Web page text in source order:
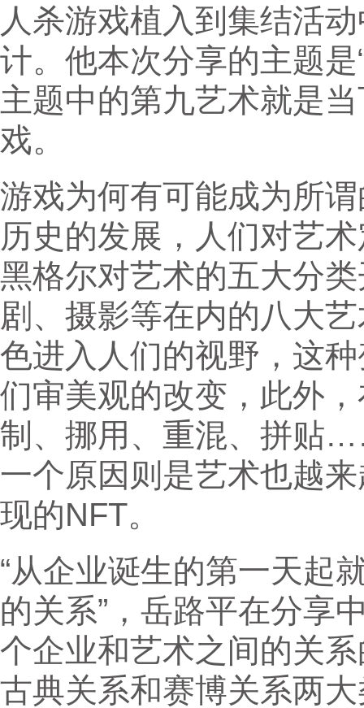
人杀游戏植入到集结活
计。他本次分享的主题
主题中的第九艺术就是
戏。
游戏为何有可能成为所
历史的发展，人们对艺
黑格尔对艺术的五大分
剧、摄影等在内的八大
色进入人们的视野，这
们审美观的改变，此外
制、挪用、重混、拼贴
一个原因则是艺术也越
现的NFT。
“从企业诞生的第一天起
的关系”，岳路平在分享
个企业和艺术之间的关
古典关系和赛博关系两